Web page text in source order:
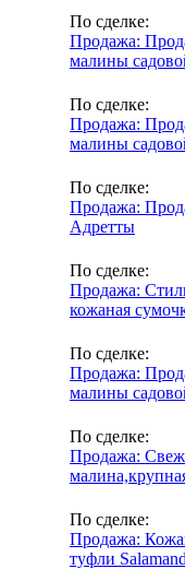
По сделке:
Продажа:
малины
По сделке:
Продажа:
малины
По сделке:
Продажа:
Адретты
По сделке:
Продажа:
кожаная
По сделке:
Продажа:
малины
По сделке:
Продажа:
По сделке:
Продажа:
туфли